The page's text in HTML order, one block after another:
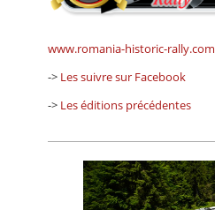
www.romania-historic-rally.com
-> Les suivre sur Facebook
-> Les éditions précédentes